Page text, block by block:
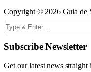
Copyright © 2026 Guia de
Subscribe Newsletter
Get our latest news